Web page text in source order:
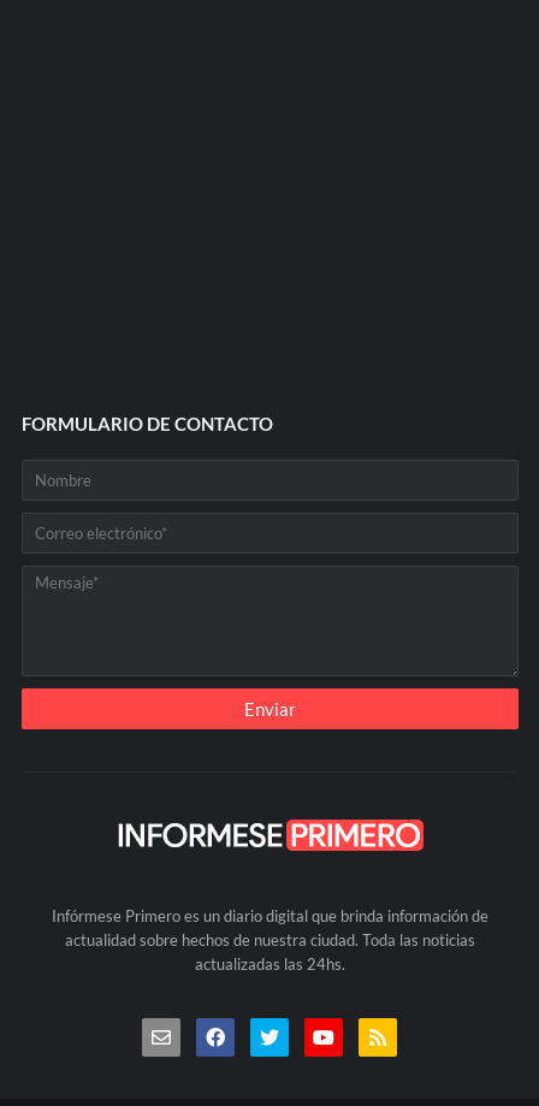
FORMULARIO DE CONTACTO
Infórmese Primero es un diario digital que brinda información de
actualidad sobre hechos de nuestra ciudad. Toda las noticias
actualizadas las 24hs.